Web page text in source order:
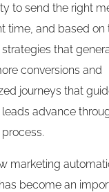
to send the right
time, and based on
that
conversions and
journeys that
advance
marketing
become an